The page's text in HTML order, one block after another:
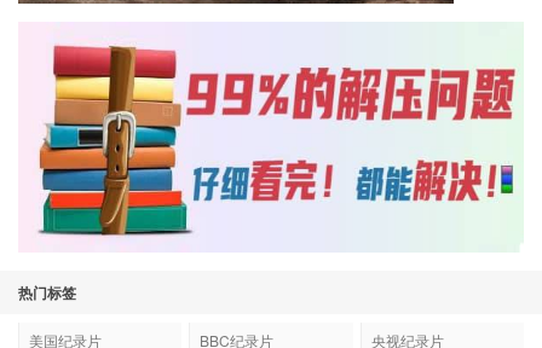
热门标签
美国纪录片 BBC纪录片
央视纪录片